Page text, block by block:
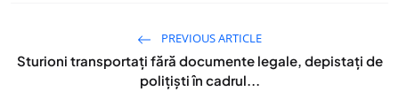
PREVIOUS ARTICLE
Sturioni transportați fără documente legale, depistați de
polițiști în cadrul...